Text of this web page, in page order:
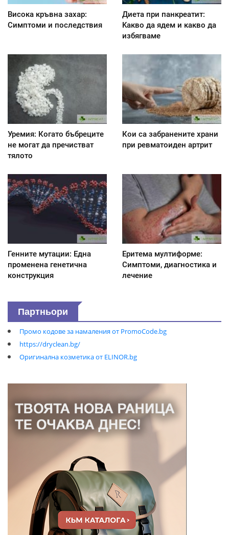
Висока кръвна захар:
Симптоми и последствия
Диета при панкреатит:
Kакво да ядем и какво да
избягваме
Уремия: Когато бъбреците
не могат да пречистват
тялото
Кои са забранените храни
при ревматоиден артрит
Генните мутации: Една
променена генетична
конструкция
Еритема мултиформе:
Симптоми, диагностика и
лечение
Партньори
Промо кодове за намаления от PromoCode.bg
https://dryclean.bg/
Оригинална козметика от ELINOR.bg